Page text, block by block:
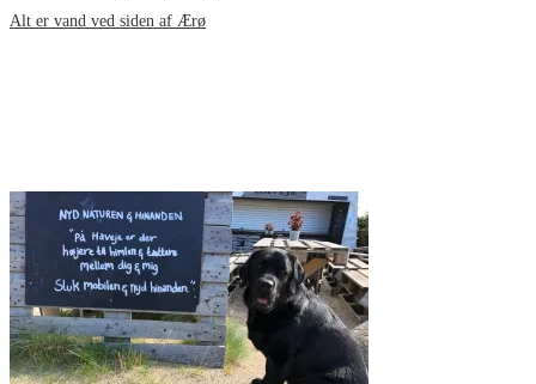
Alt er vand ved siden af Ærø